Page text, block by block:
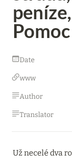
Date
www
Author
Translator
Už necelé dva